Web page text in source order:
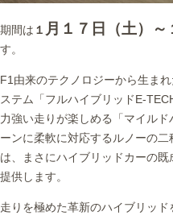
期間は １ 月１７日（土）～
す。
F1由来のテクノロジーから生ま
ステム「フルハイブリッドE-
力強い走りが楽しめる「マイル
ーンに柔軟に対応するルノーの
は、まさにハイブリッドカーの
提供します。
走りを極めた革新のハイブリッド